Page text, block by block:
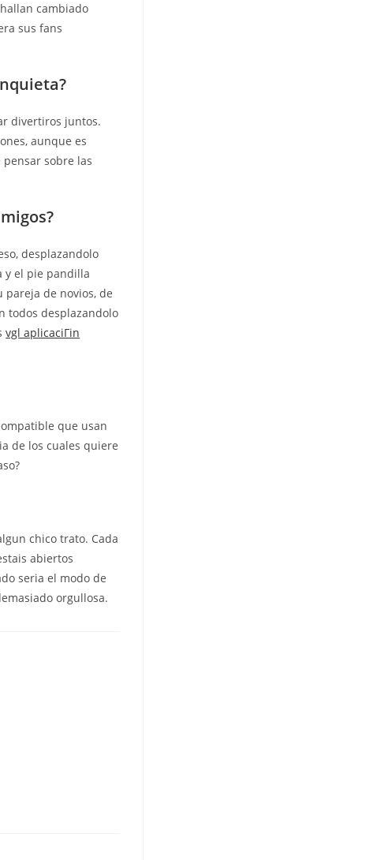
cambiado
sus fans
divertiros juntos.
aunque es
sobre las
desplazandolo
y el pie pandilla
de novios, de
todos desplazandolo
vgl aplicaciГіn
que usan
de los cuales quiere
chico trato. Cada
abiertos
seri­a el modo de
orgullosa.